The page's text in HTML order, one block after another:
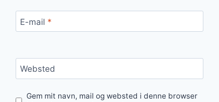
E-mail *
Websted
Gem mit navn, mail og websted i denne browser